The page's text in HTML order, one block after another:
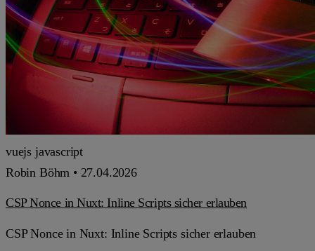
vuejs javascript
Robin Böhm • 27.04.2026
CSP Nonce in Nuxt: Inline Scripts sicher erlauben
CSP Nonce in Nuxt: Inline Scripts sicher erlauben